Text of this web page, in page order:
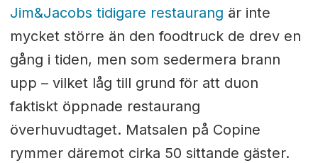
Jim&Jacobs tidigare restaurang är inte
mycket större än den foodtruck de drev en
gång i tiden, men som sedermera brann
upp – vilket låg till grund för att duon
faktiskt öppnade restaurang
överhuvudtaget. Matsalen på Copine
rymmer däremot cirka 50 sittande gäster.